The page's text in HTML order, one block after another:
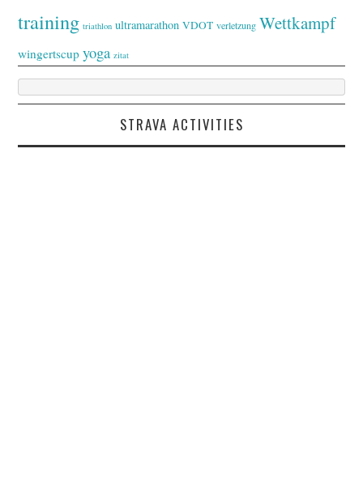
training triathlon ultramarathon VDOT verletzung Wettkampf
wingertscup yoga zitat
STRAVA ACTIVITIES